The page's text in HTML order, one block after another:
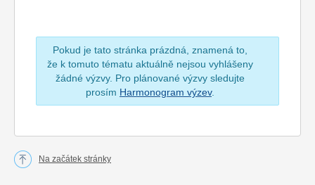
Pokud je tato stránka prázdná, znamená to,
že k tomuto tématu aktuálně nejsou vyhlášeny
žádné výzvy. Pro plánované výzvy sledujte
prosím Harmonogram výzev.
Na začátek stránky